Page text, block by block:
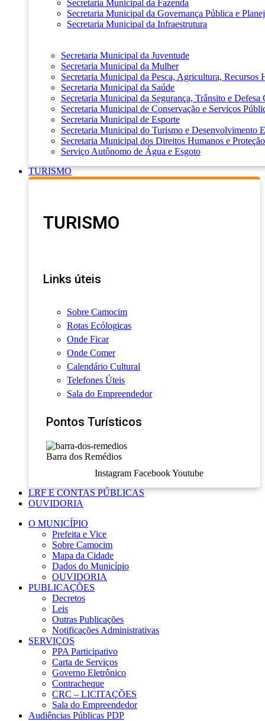
Secretaria Municipal da Fazenda
Secretaria Municipal da Governança Pública e
Secretaria Municipal da Infraestrutura
Secretaria Municipal da Juventude
Secretaria Municipal da Mulher
Secretaria Municipal da Pesca, Agricultura, Recursos
Secretaria Municipal da Saúde
Secretaria Municipal da Segurança, Trânsito e Defesa
Secretaria Municipal de Conservação e Serviços
Secretaria Municipal de Esporte
Secretaria Municipal do Turismo e Desenvolvimento
Secretaria Municipal dos Direitos Humanos e
Serviço Autônomo de Água e Esgoto
TURISMO
TURISMO
Links úteis
Sobre Camocim
Rotas Ecólogicas
Onde Ficar
Onde Comer
Calendário Cultural
Telefones Úteis
Sala do Empreendedor
Pontos Turísticos
Barra dos Remédios
Instagram Facebook Youtube
LRF E CONTAS PÚBLICAS
OUVIDORIA
O MUNICÍPIO
Prefeita e Vice
Sobre Camocim
Mapa da Cidade
Dados do Município
OUVIDORIA
PUBLICAÇÕES
Decretos
Leis
Outras Publicações
Notificações Administrativas
SERVIÇOS
PPA Participativo
Carta de Serviços
Governo Eletrônico
Contracheque
CRC – LICITAÇÕES
Sala do Empreendedor
Audiências Públicas PDP